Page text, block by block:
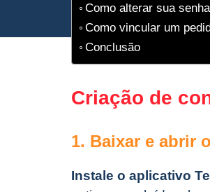
Como alterar sua
Como vincular um
Conclusão
Criação de
1. Baixar e abrir
Instale o aplicativo